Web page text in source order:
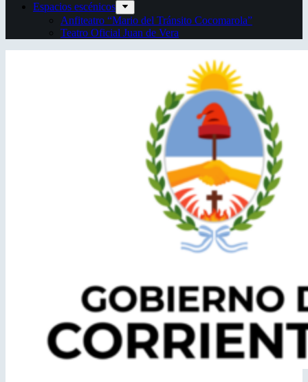
Espacios escénicos
Anfiteatro “Mario del Tránsito Cocomarola”
Teatro Oficial Juan de Vera